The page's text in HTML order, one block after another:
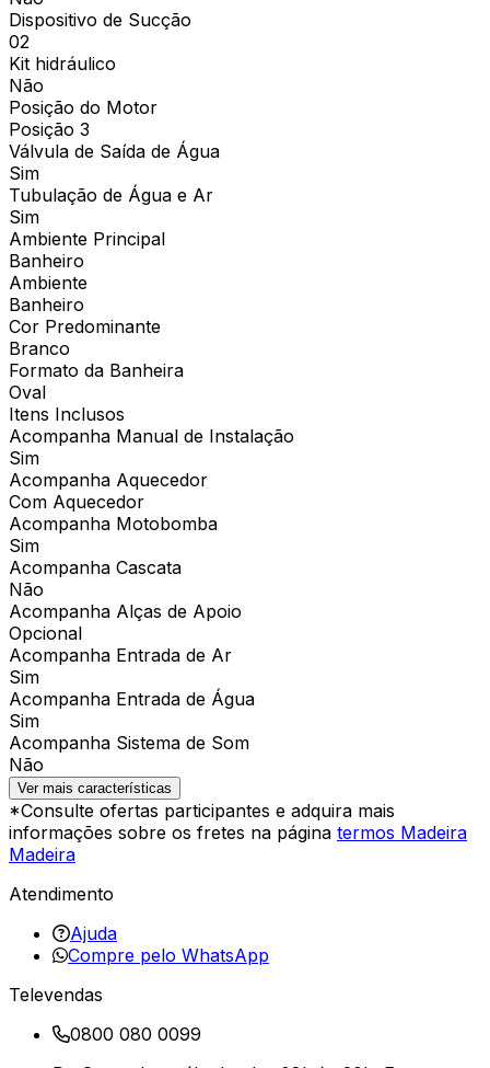
Dispositivo de Sucção
02
Kit hidráulico
Não
Posição do Motor
Posição 3
Válvula de Saída de Água
Sim
Tubulação de Água e Ar
Sim
Ambiente Principal
Banheiro
Ambiente
Banheiro
Cor Predominante
Branco
Formato da Banheira
Oval
Itens Inclusos
Acompanha Manual de Instalação
Sim
Acompanha Aquecedor
Com Aquecedor
Acompanha Motobomba
Sim
Acompanha Cascata
Não
Acompanha Alças de Apoio
Opcional
Acompanha Entrada de Ar
Sim
Acompanha Entrada de Água
Sim
Acompanha Sistema de Som
Não
Ver mais características
*Consulte ofertas participantes e adquira mais
informações sobre os fretes na página termos Madeira
Madeira
Atendimento
Ajuda
Compre pelo WhatsApp
Televendas
0800 080 0099